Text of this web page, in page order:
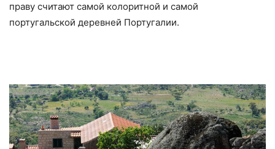
праву считают самой колоритной и самой
португальской деревней Португалии.